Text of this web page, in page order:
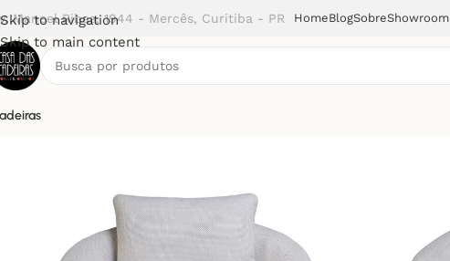
Skip to navigation
Skip to main content
Manoel Ribas, 1944 - Mercês, Curitiba - PR HomeBlogSobreShowroom